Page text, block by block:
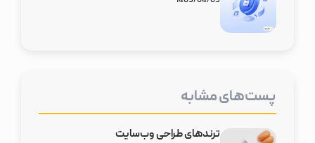
پست‌های مشابه
ترند‌های طراحی وب‌سایت‌